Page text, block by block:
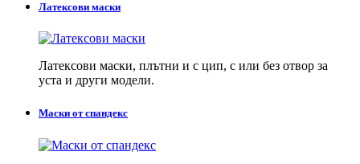
Латексови маски
Латексови маски, плътни и с цип, с или без отвор за
уста и други модели.
Маски от спандекс